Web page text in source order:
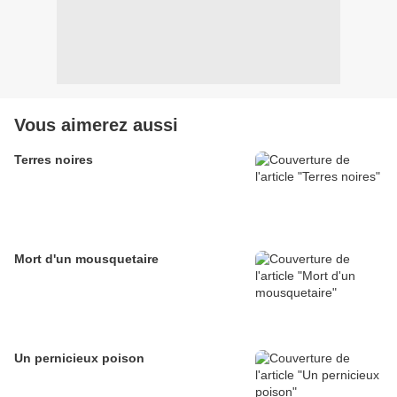
Vous aimerez aussi
Terres noires
Mort d'un mousquetaire
Un pernicieux poison